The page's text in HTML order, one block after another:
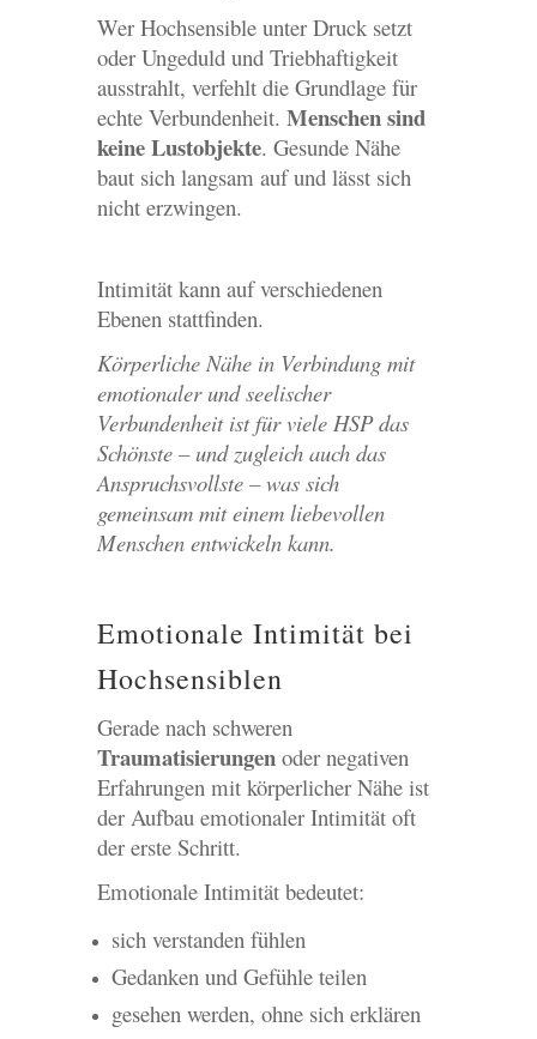
Wer Hochsensible unter Druck setzt
oder Ungeduld und Triebhaftigkeit
ausstrahlt, verfehlt die Grundlage für
echte Verbundenheit. Menschen sind
keine Lustobjekte. Gesunde Nähe
baut sich langsam auf und lässt sich
nicht erzwingen.
Intimität kann auf verschiedenen
Ebenen stattfinden.
Körperliche Nähe in Verbindung mit
emotionaler und seelischer
Verbundenheit ist für viele HSP das
Schönste – und zugleich auch das
Anspruchsvollste – was sich
gemeinsam mit einem liebevollen
Menschen entwickeln kann.
Emotionale Intimität bei
Hochsensiblen
Gerade nach schweren
Traumatisierungenoder negativen
Erfahrungen mit körperlicher Nähe ist
der Aufbau emotionaler Intimität oft
der erste Schritt.
Emotionale Intimität bedeutet:
sich verstanden fühlen
Gedanken und Gefühle teilen
gesehen werden, ohne sich erklären